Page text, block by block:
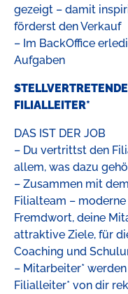
gezeigt – damit
förderst den Verkauf
– Im BackOffice
Aufgaben
FILIALLEITER*
DAS IST DER JOB
– Du vertrittst den
allem, was dazu
– Zusammen mit
Filialteam –
Fremdwort, deine
attraktive Ziele, für
Coaching und
– Mitarbeiter*
Filialleiter* von dir